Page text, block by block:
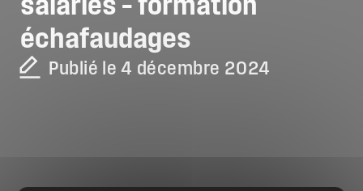
salariés –formation
échafaudages
Publié le 4 décembre 2024